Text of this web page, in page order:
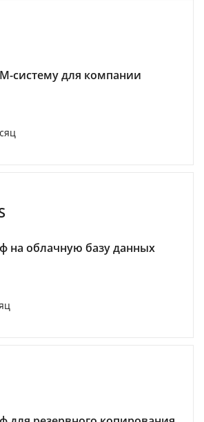
систему для компании
на облачную базу данных